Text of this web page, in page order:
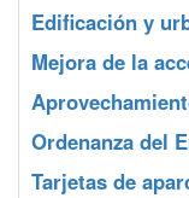
Edificación y
Mejora de la
Ordenanza del
Tarjetas de